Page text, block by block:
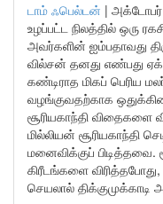
டாம் ஃபெல்டன் | அக்டோபர்
உழப்பட்ட நிலத்தில் ஒரு
அவர்களின் ஐம்பதாவது
வில்சன் தனது எண்பது
கண்டிராத மிகப் பெரிய
வழங்குவதற்காக
சூரியகாந்தி விதைகளை
மில்லியன் சூரியகாந்தி
மனைவிக்குப்
கிரீடங்களை
செயலால் திக்குமுக்காடி